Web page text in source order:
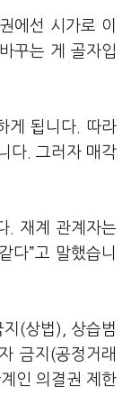
에선 시가로 이
꾸는 게 골자입
게 됩니다. 따라
다. 그러자 매각
. 재계 관계자는
다”고 말했습니
(상법), 상습범
금지(공정거래
인 의결권 제한